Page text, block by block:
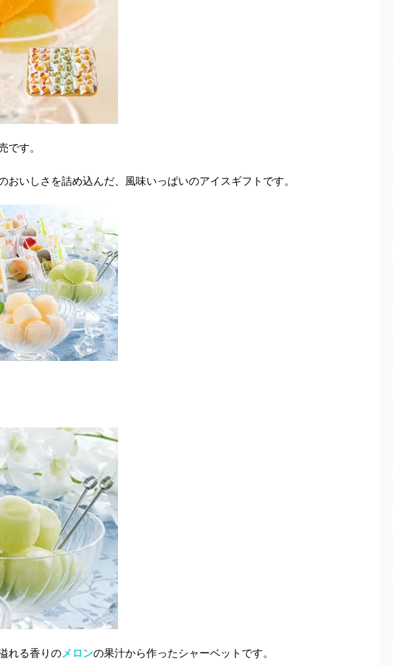
です。
おいしさを詰め込んだ、風味いっぱいのアイスギフトです。
れる香りのメロンの果汁から作ったシャーベットです。